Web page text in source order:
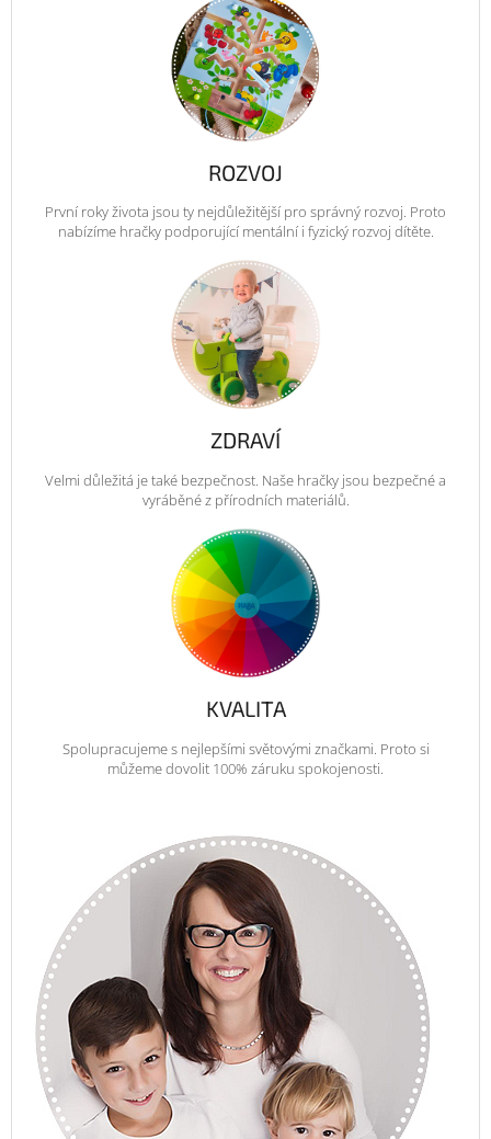
ROZVOJ
První roky života jsou ty nejdůležitější pro správný rozvoj. Proto
nabízíme hračky podporující mentální i fyzický rozvoj dítěte.
ZDRAVÍ
Velmi důležitá je také bezpečnost. Naše hračky jsou bezpečné a
vyráběné z přírodních materiálů.
KVALITA
Spolupracujeme s nejlepšími světovými značkami. Proto si
můžeme dovolit 100% záruku spokojenosti.